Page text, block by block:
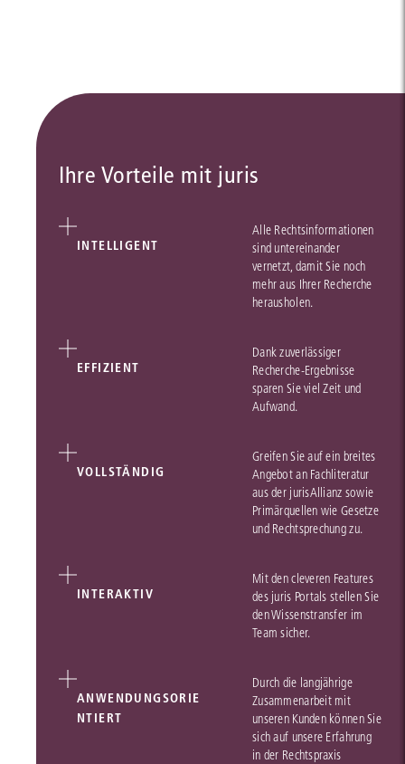
Ihre Vorteile mit juris
INTELLIGENT
Alle Rechtsinformationen
sind untereinander
vernetzt, damit Sie noch
mehr aus Ihrer Recherche
herausholen.
EFFIZIENT
Dank zuverlässiger
Recherche-Ergebnisse
sparen Sie viel Zeit und
Aufwand.
VOLLSTÄNDIG
Greifen Sie auf ein breites
Angebot an Fachliteratur
aus der jurisAllianz sowie
Primärquellen wie Gesetze
und Rechtsprechung zu.
INTERAKTIV
Mit den cleveren Features
des juris Portals stellen Sie
den Wissenstransfer im
Team sicher.
ANWENDUNGSORIE
NTIERT
Durch die langjährige
Zusammenarbeit mit
unseren Kunden können Sie
sich auf unsere Erfahrung
in der Rechtspraxis